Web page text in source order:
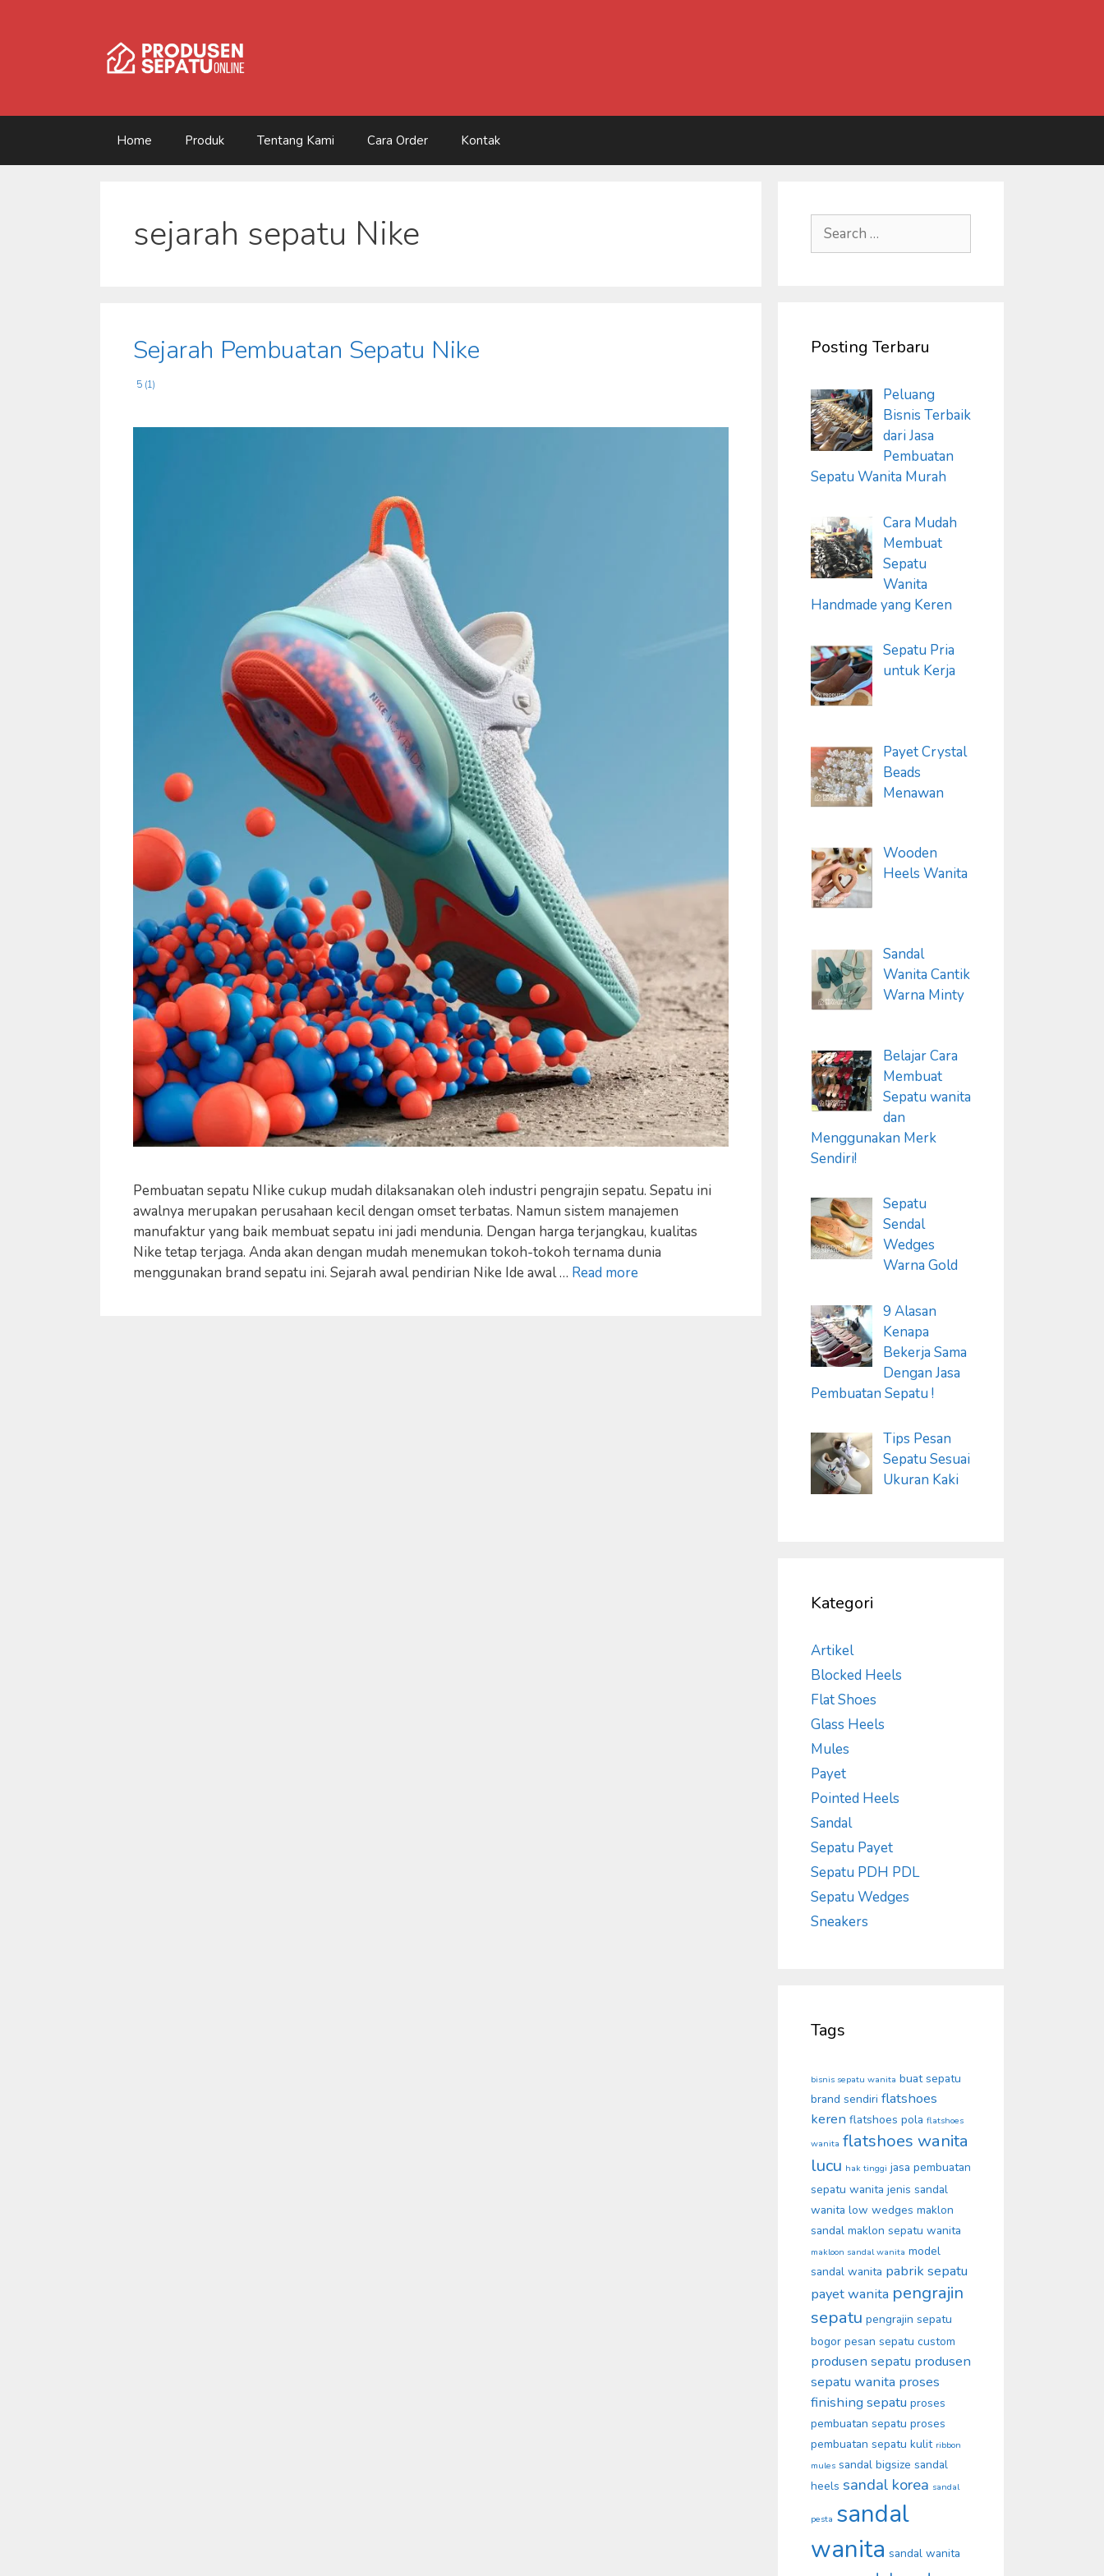
Home Produk Tentang Kami Cara Order Kontak
sejarah sepatu Nike
Sejarah Pembuatan Sepatu Nike
5 (1)
Pembuatan sepatu NIike cukup mudah dilaksanakan oleh industri pengrajin sepatu. Sepatu ini
awalnya merupakan perusahaan kecil dengan omset terbatas. Namun sistem manajemen
manufaktur yang baik membuat sepatu ini jadi mendunia. Dengan harga terjangkau, kualitas
Nike tetap terjaga. Anda akan dengan mudah menemukan tokoh-tokoh ternama dunia
menggunakan brand sepatu ini. Sejarah awal pendirian Nike Ide awal … Read more
Search
for:
Posting Terbaru
Peluang
Bisnis Terbaik
dari Jasa
Pembuatan
Sepatu Wanita Murah
Cara Mudah
Membuat
Sepatu
Wanita
Handmade yang Keren
Sepatu Pria
untuk Kerja
Payet Crystal
Beads
Menawan
Wooden
Heels Wanita
Sandal
Wanita Cantik
Warna Minty
Belajar Cara
Membuat
Sepatu wanita
dan
Menggunakan Merk
Sendiri!
Sepatu
Sendal
Wedges
Warna Gold
9 Alasan
Kenapa
Bekerja Sama
Dengan Jasa
Pembuatan Sepatu !
Tips Pesan
Sepatu Sesuai
Ukuran Kaki
Kategori
Artikel
Blocked Heels
Flat Shoes
Glass Heels
Mules
Payet
Pointed Heels
Sandal
Sepatu Payet
Sepatu PDH PDL
Sepatu Wedges
Sneakers
Tags
bisnis sepatu wanita buat sepatu
brand sendiri flatshoes
keren flatshoes pola flatshoes
wanita flatshoes wanita
lucu hak tinggi jasa pembuatan
sepatu wanita jenis sandal
wanita low wedges maklon
sandal maklon sepatu wanita
makloon sandal wanita model
sandal wanita pabrik sepatu
payet wanita pengrajin
sepatu pengrajin sepatu
bogor pesan sepatu custom
produsen sepatu produsen
sepatu wanita proses
finishing sepatu proses
pembuatan sepatu proses
pembuatan sepatu kulit ribbon
mules sandal bigsize sandal
heels sandal korea sandal
pesta sandal
wanita sandal wanita